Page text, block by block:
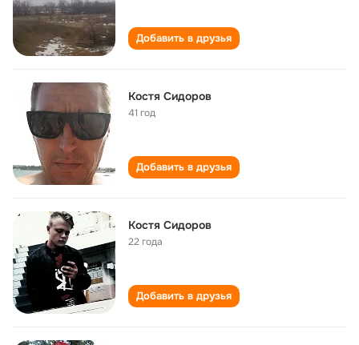
Добавить в друзья
Костя Сидоров
41 год
Добавить в друзья
Костя Сидоров
22 года
Добавить в друзья